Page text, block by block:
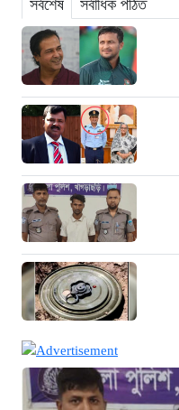
সর্বশেষ সর্বাধিক পঠিত